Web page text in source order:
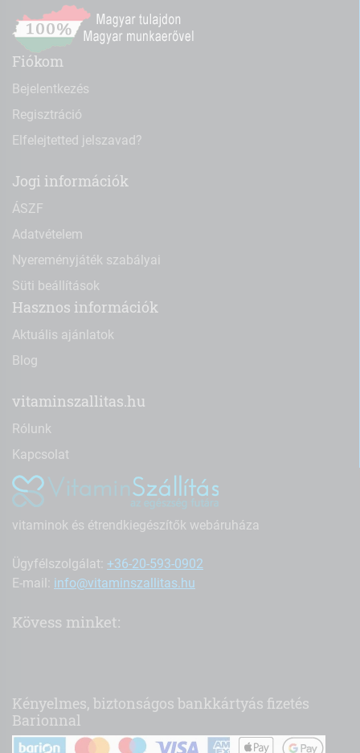
Fiókom
Bejelentkezés
Regisztráció
Elfelejtetted jelszavad?
Jogi információk
ÁSZF
Adatvételem
Nyereményjáték szabályai
Süti beállítások
Hasznos információk
Aktuális ajánlatok
Blog
vitaminszallitas.hu
Rólunk
Kapcsolat
vitaminok és étrendkiegészítők webáruháza
Ügyfélszolgálat: +36-20-593-0902
E-mail: info@vitaminszallitas.hu
Kövess minket:
Kényelmes, biztonságos bankkártyás fizetés
Barionnal